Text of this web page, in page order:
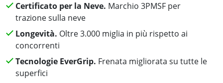
Certificato per la Neve. Marchio 3PMSF per
trazione sulla neve
Longevità. Oltre 3.000 miglia in più rispetto ai
concorrenti
Tecnologie EverGrip. Frenata migliorata su tutte le
superfici